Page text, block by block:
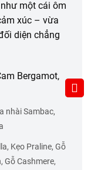
một cái ôm
xúc – vừa
diện chẳng
Bergamot,
nhài Sambac,
Kẹo Praline, Gỗ
Gỗ Cashmere,